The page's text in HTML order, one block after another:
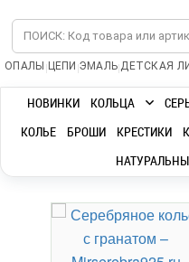
ОПАЛЫ | ЦЕПИ |ЭМАЛЬ|ДЕТСКАЯ
НОВИНКИ КОЛЬЦА
КОЛЬЕ
БРОШИ КРЕСТИКИ